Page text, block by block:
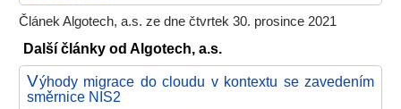
Článek Algotech, a.s. ze dne čtvrtek 30. prosince 2021
Další články od Algotech, a.s.
Výhody migrace do cloudu v kontextu se zavedením
směrnice NIS2